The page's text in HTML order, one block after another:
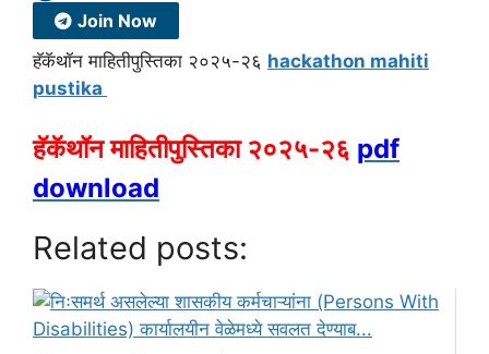
Join Now
हॅकॅथॉन माहितीपुस्तिका २०२५-२६ hackathon mahiti
pustika
हॅकॅथॉन माहितीपुस्तिका २०२५-२६ pdf
download
Related posts: